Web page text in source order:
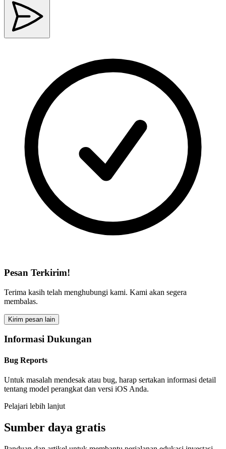
Pesan Terkirim!
Terima kasih telah menghubungi kami. Kami akan segera
membalas.
Kirim pesan lain
Informasi Dukungan
Bug Reports
Untuk masalah mendesak atau bug, harap sertakan informasi detail
tentang model perangkat dan versi iOS Anda.
Pelajari lebih lanjut
Sumber daya gratis